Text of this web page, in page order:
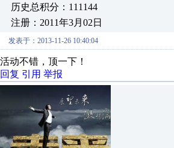
历史总积分：111144
注册：2011年3月02日
发表于：2013-11-26 10:40:04
活动不错，顶一下！
回复 引用 举报